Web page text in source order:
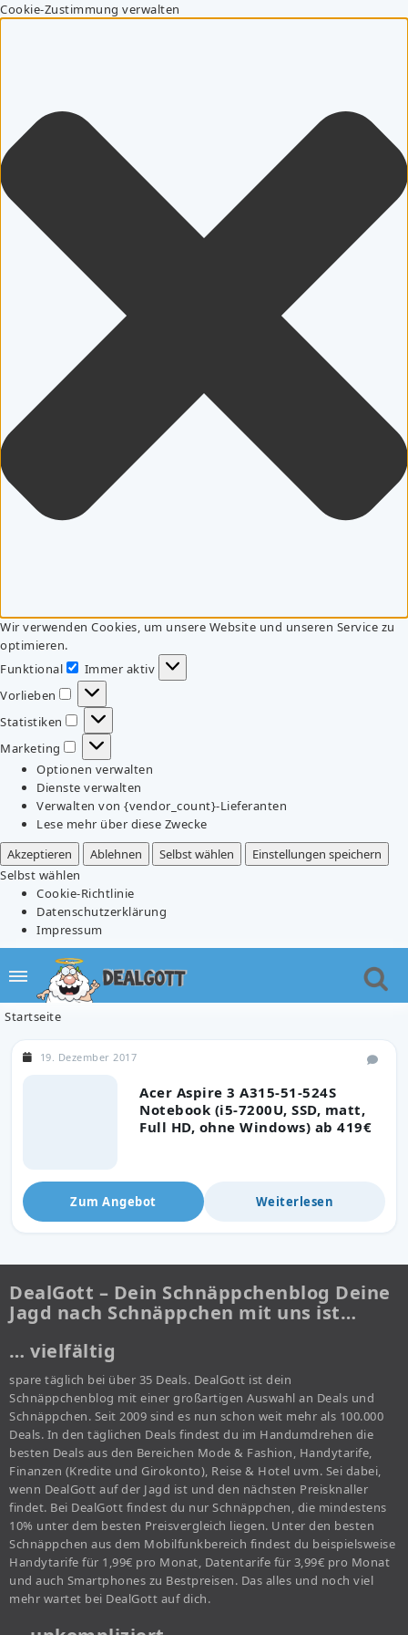
Cookie-Zustimmung verwalten
Wir verwenden Cookies, um unsere Website und unseren Service zu
optimieren.
Funktional
Funktional
Immer aktiv
Vorlieben
Vorlieben
Statistiken
Statistiken
Marketing
Marketing
Optionen verwalten
Dienste verwalten
Verwalten von {vendor_count}-Lieferanten
Lese mehr über diese Zwecke
Akzeptieren
Ablehnen Selbst wählen
Einstellungen speichern
Selbst wählen
Cookie-Richtlinie
Datenschutzerklärung
Impressum
Startseite
Acer Aspire 3 A315-51-524S
Notebook (i5-7200U, SSD, matt,
Full HD, ohne Windows) ab 419€
19. Dezember 2017
Zum Angebot Weiterlesen
DealGott – Dein Schnäppchenblog Deine
Jagd nach Schnäppchen mit uns ist…
… vielfältig
spare täglich bei über 35 Deals. DealGott ist dein
Schnäppchenblog mit einer großartigen Auswahl an Deals und
Schnäppchen. Seit 2009 sind es nun schon weit mehr als 100.000
Deals. In den täglichen Deals findest du im Handumdrehen die
besten Deals aus den Bereichen Mode & Fashion, Handytarife,
Finanzen (Kredite und Girokonto), Reise & Hotel uvm. Sei dabei,
wenn DealGott auf der Jagd ist und den nächsten Preisknaller
findet. Bei DealGott findest du nur Schnäppchen, die mindestens
10% unter dem besten Preisvergleich liegen. Unter den besten
Schnäppchen aus dem Mobilfunkbereich findest du beispielsweise
Handytarife für 1,99€ pro Monat, Datentarife für 3,99€ pro Monat
und auch Smartphones zu Bestpreisen. Das alles und noch viel
mehr wartet bei DealGott auf dich.